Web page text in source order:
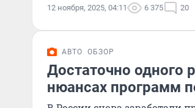
12 ноября, 2025, 04:11 6 375 20
АВТО ОБЗОР
Достаточно одного
нюансах программ